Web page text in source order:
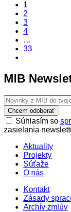
1
2
3
4
…
33
MIB
Chcem odoberať
Súhlasím so
zasielania
Aktuality
Projekty
Súťaže
O nás
Kontakt
Zásady
Archív zmlúv